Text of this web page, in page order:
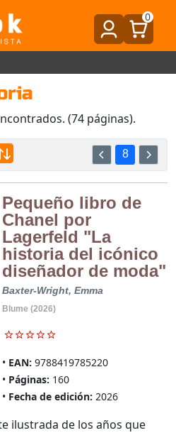
0
(74 páginas).
8
Pequeño libro de
Chanel por
Lagerfeld "La
historia del icónico
diseñador de moda"
Baxter-Wright, Emma
Blume (2026)
EAN: 9788419785220
Páginas: 160
Fecha de edición: 2026
ilustrada de los años que